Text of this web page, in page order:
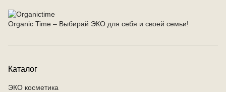
Organic Time – Выбирай ЭКО для себя и своей семьи!
Каталог
ЭКО косметика